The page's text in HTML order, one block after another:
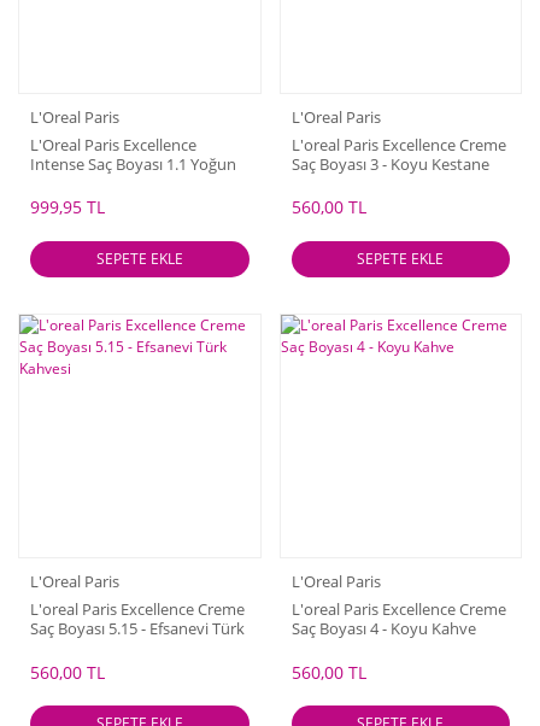
L'Oreal Paris
L'Oreal Paris Excellence
Intense Saç Boyası 1.1 Yoğun
999,95 TL
SEPETE EKLE
L'Oreal Paris
L'oreal Paris Excellence Creme
Saç Boyası 3 - Koyu Kestane
560,00 TL
SEPETE EKLE
L'Oreal Paris
L'oreal Paris Excellence Creme
Saç Boyası 5.15 - Efsanevi Türk
560,00 TL
L'Oreal Paris
L'oreal Paris Excellence Creme
Saç Boyası 4 - Koyu Kahve
560,00 TL